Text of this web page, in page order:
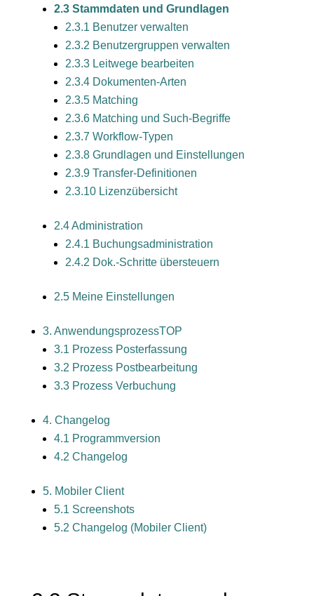
2.3 Stammdaten und Grundlagen
2.3.1 Benutzer verwalten
2.3.2 Benutzergruppen verwalten
2.3.3 Leitwege bearbeiten
2.3.4 Dokumenten-Arten
2.3.5 Matching
2.3.6 Matching und Such-Begriffe
2.3.7 Workflow-Typen
2.3.8 Grundlagen und Einstellungen
2.3.9 Transfer-Definitionen
2.3.10 Lizenzübersicht
2.4 Administration
2.4.1 Buchungsadministration
2.4.2 Dok.-Schritte übersteuern
2.5 Meine Einstellungen
3. AnwendungsprozessTOP
3.1 Prozess Posterfassung
3.2 Prozess Postbearbeitung
3.3 Prozess Verbuchung
4. Changelog
4.1 Programmversion
4.2 Changelog
5. Mobiler Client
5.1 Screenshots
5.2 Changelog (Mobiler Client)